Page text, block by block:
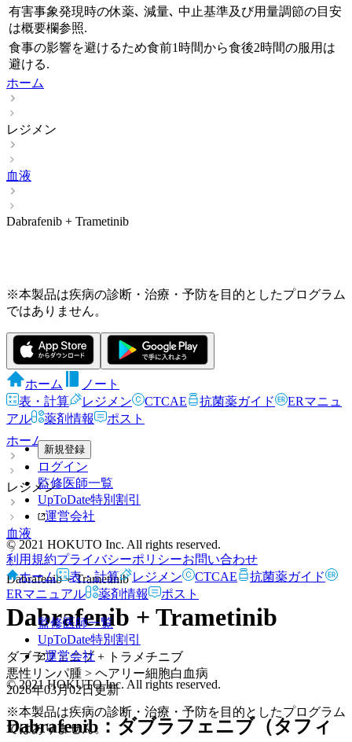
有害事象発現時の休薬､ 減量､ 中止基準及び用量調節の目安
は概要欄参照.
食事の影響を避けるため食前1時間から食後2時間の服用は
避ける.
ホーム
レジメン
血液
Dabrafenib + Trametinib
※本製品は疾病の診断・治療・予防を目的としたプログラム
ではありません。
ホーム
ノート
表・計算
レジメン CTCAE 抗菌薬ガイド
ERマニュ
アル
薬剤情報 ポスト
新規登録
ログイン
監修医師一覧
UpToDate特別割引
運営会社
© 2021 HOKUTO Inc. All rights reserved.
利用規約プライバシーポリシーお問い合わせ
ホーム
表・計算 レジメン CTCAE
抗菌薬ガイド
ERマニュアル
薬剤情報 ポスト
監修医師一覧
UpToDate特別割引
運営会社
© 2021 HOKUTO Inc. All rights reserved.
※本製品は疾病の診断・治療・予防を目的としたプログラム
ではありません。
ホーム
レジメン
血液
Dabrafenib + Trametinib
Dabrafenib + Trametinib
ダブラフェニブ + トラメチニブ
悪性リンパ腫 > ヘアリー細胞白血病
2026年03月02日更新
Dabrafenib：ダブラフェニブ（タフィ